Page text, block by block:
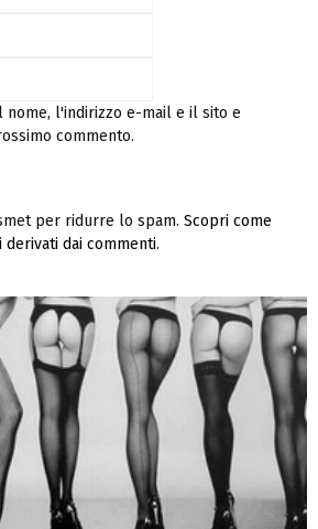
nome, l'indirizzo e-mail e il sito e
commento.
per ridurre lo spam. Scopri come
dai commenti.